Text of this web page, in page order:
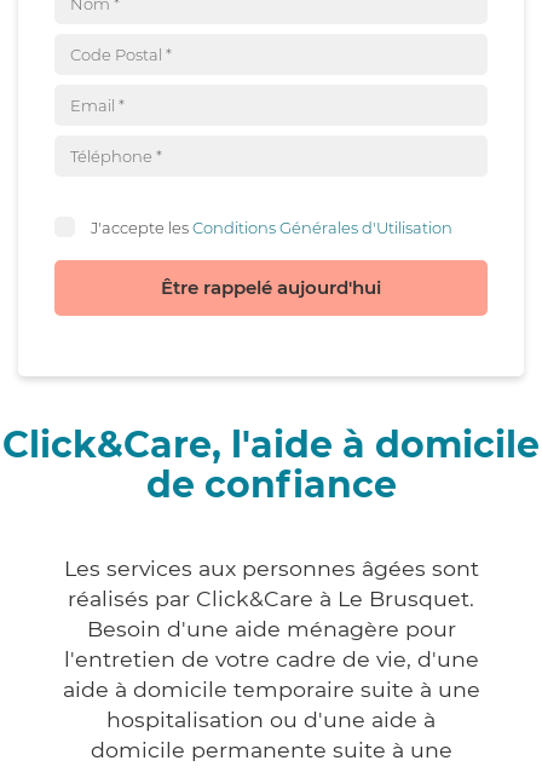
J'accepte lesConditions Générales d'Utilisation
Être rappelé aujourd'hui
Click&Care, l'aide à domicile
de confiance
Les services aux personnes âgées sont
réalisés par Click&Care à Le Brusquet.
Besoin d'une aide ménagère pour
l'entretien de votre cadre de vie, d'une
aide à domicile temporaire suite à une
hospitalisation ou d'une aide à
domicile permanente suite à une